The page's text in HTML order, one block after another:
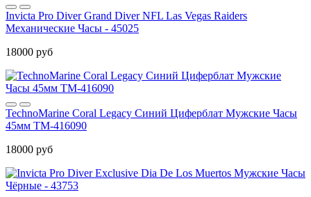
Invicta Pro Diver Grand Diver NFL Las Vegas Raiders
Механические Часы - 45025
18000 руб
TechnoMarine Coral Legacy Синий Циферблат Мужские Часы
45мм TM-416090
18000 руб